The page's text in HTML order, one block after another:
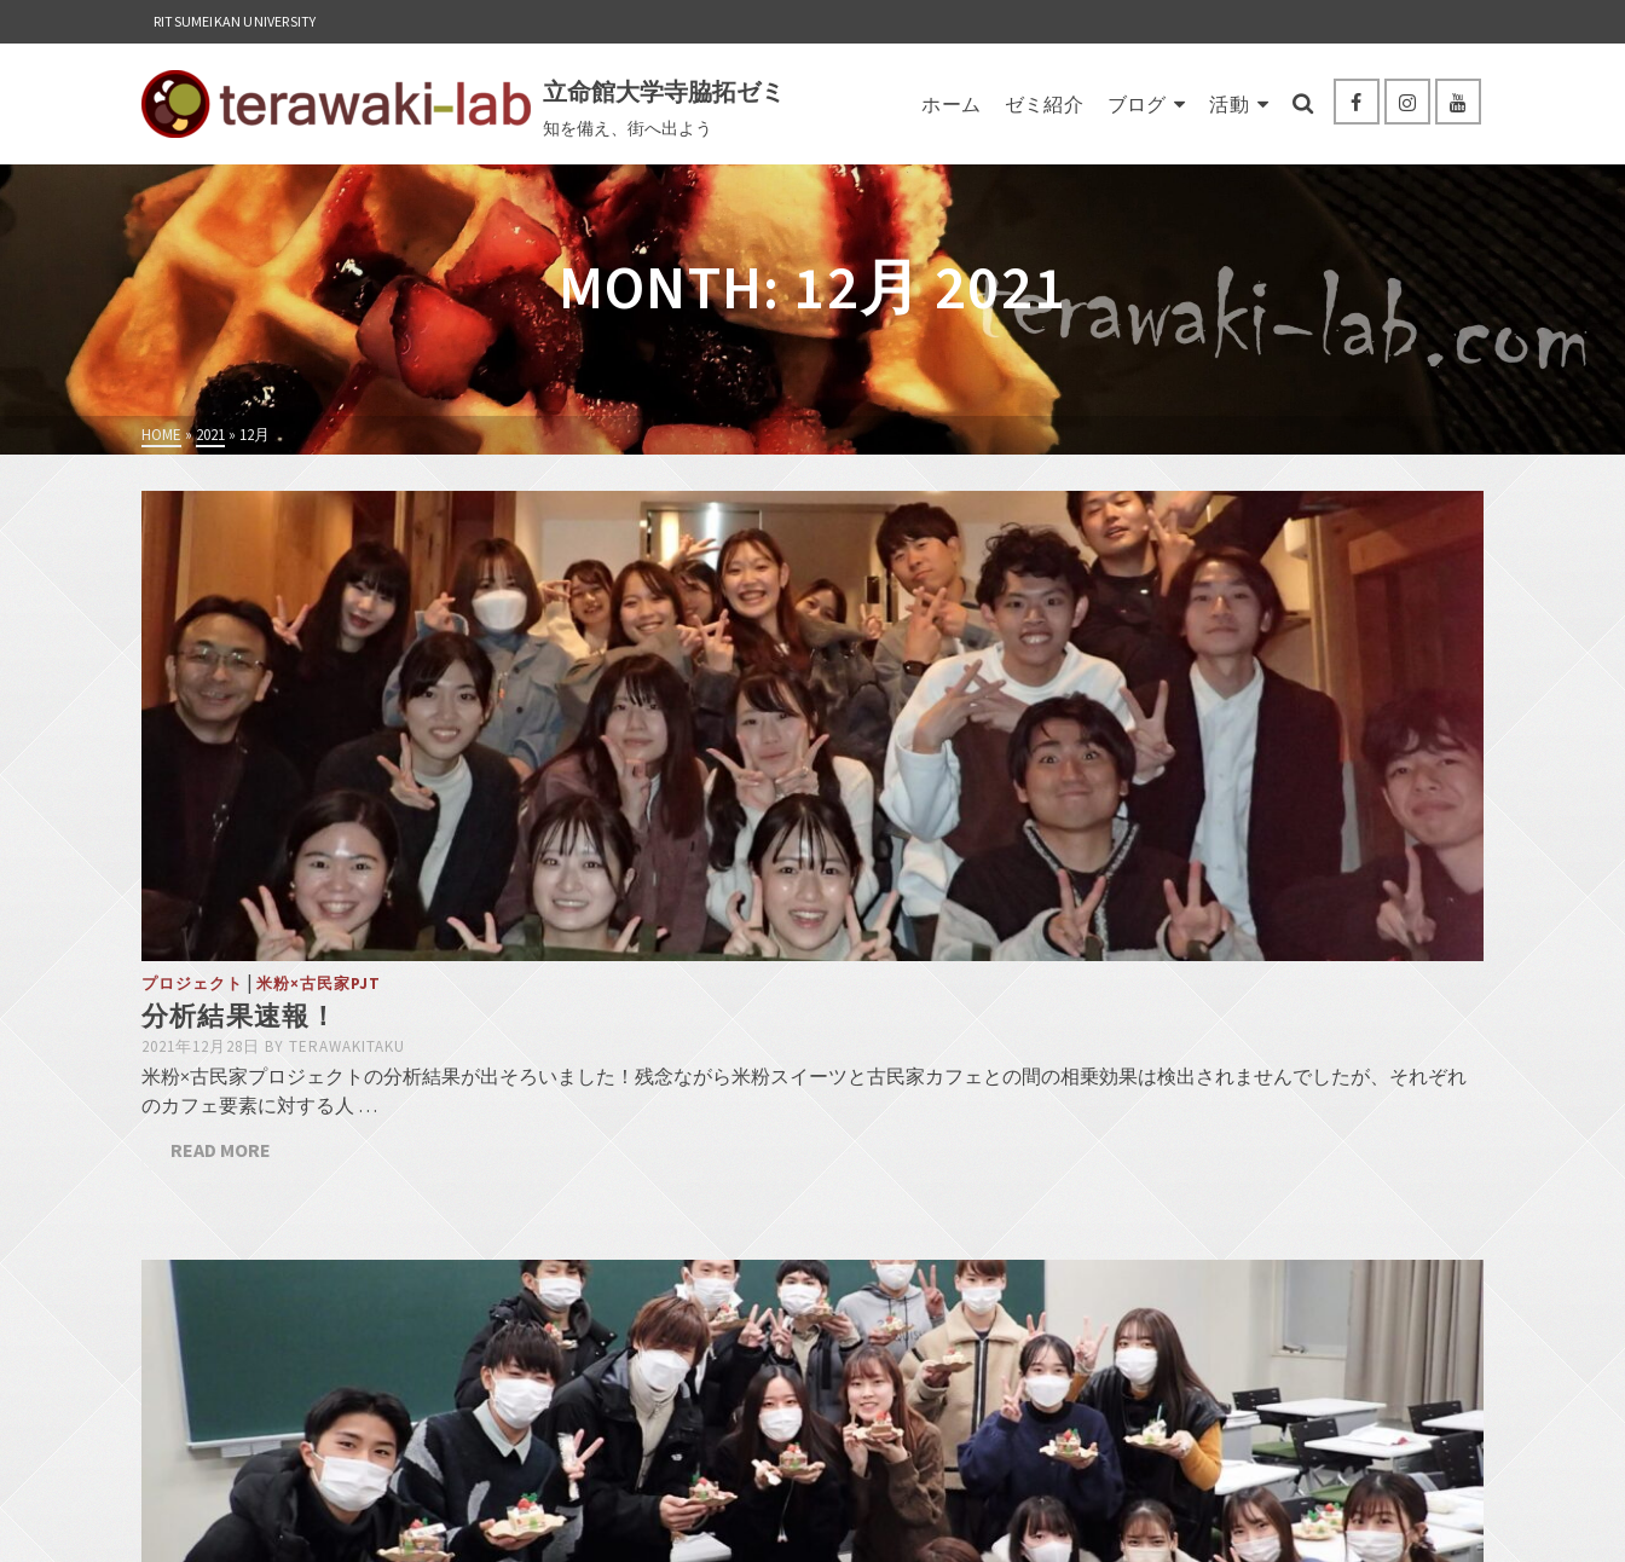
RITSUMEIKAN UNIVERSITY
立命館大学寺脇拓ゼミ
知を備え、街へ出よう
ホーム ゼミ紹介 ブログ 活動
MONTH: 12月 2021
HOME »2021 » 12月
プロジェクト | 米粉×古民家PJT
分析結果速報！
2021年12月28日 BY TERAWAKITAKU
米粉×古民家プロジェクトの分析結果が出そろいました！残念ながら米粉スイーツと古民家カフェとの間の相乗効果は検出されませんでしたが、それぞれ
のカフェ要素に対する人 …
READ MORE